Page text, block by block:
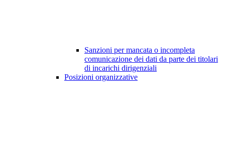
Sanzioni per mancata o incompleta
comunicazione dei dati da parte dei titolari
di incarichi dirigenziali
Posizioni organizzative